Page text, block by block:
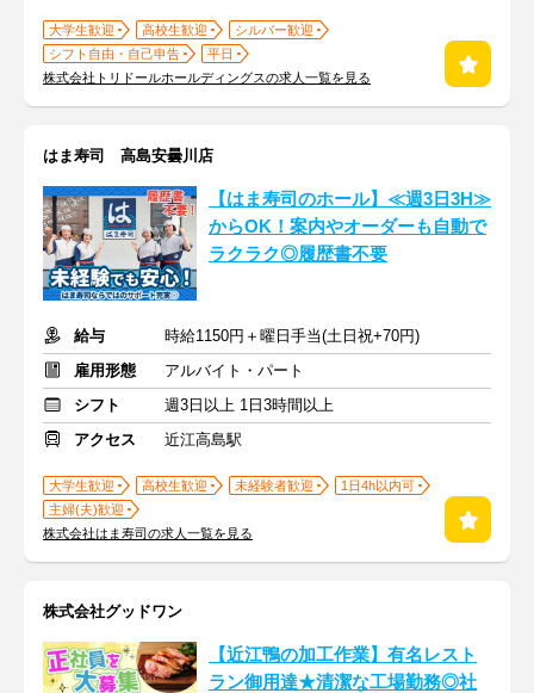
大学生歓迎 高校生歓迎
シルバー歓迎
シフト自由・自己申告
平日
株式会社トリドールホールディングスの求人一覧を見る
はま寿司 高島安曇川店
【はま寿司のホール】≪週3日3H≫
からOK！案内やオーダーも自動で
ラクラク◎履歴書不要
給与
時給1150円＋曜日手当(土日祝+70円)
雇用形態
アルバイト・パート
シフト
週3日以上 1日3時間以上
アクセス
近江高島駅
大学生歓迎 高校生歓迎 未経験者歓迎
1日4h以内可
主婦(夫)歓迎
株式会社はま寿司の求人一覧を見る
株式会社グッドワン
【近江鴨の加工作業】有名レスト
ラン御用達★清潔な工場勤務◎社